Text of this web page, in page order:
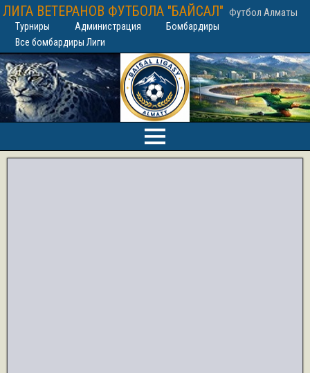
ЛИГА ВЕТЕРАНОВ ФУТБОЛА "БАЙСАЛ" Футбол Алматы
Турниры Администрация
Бомбардиры
Все бомбардиры Лиги